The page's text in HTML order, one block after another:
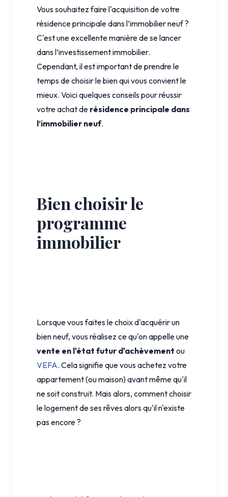
Vous souhaitez faire l'acquisition de votre
résidence principale dans l’immobilier neuf ?
C'est une excellente manière de se lancer
dans l’investissement immobilier.
Cependant, il est important de prendre le
temps de choisir le bien qui vous convient le
mieux. Voici quelques conseils pour réussir
votre achat de résidence principale dans
l’immobilier neuf.
Bien choisir le
programme
immobilier
Lorsque vous faites le choix d'acquérir un
bien neuf, vous réalisez ce qu'on appelle une
vente en l'état futur d'achèvement ou
VEFA. Cela signifie que vous achetez votre
appartement (ou maison) avant même qu'il
ne soit construit. Mais alors, comment choisir
le logement de ses rêves alors qu'il n'existe
pas encore ?